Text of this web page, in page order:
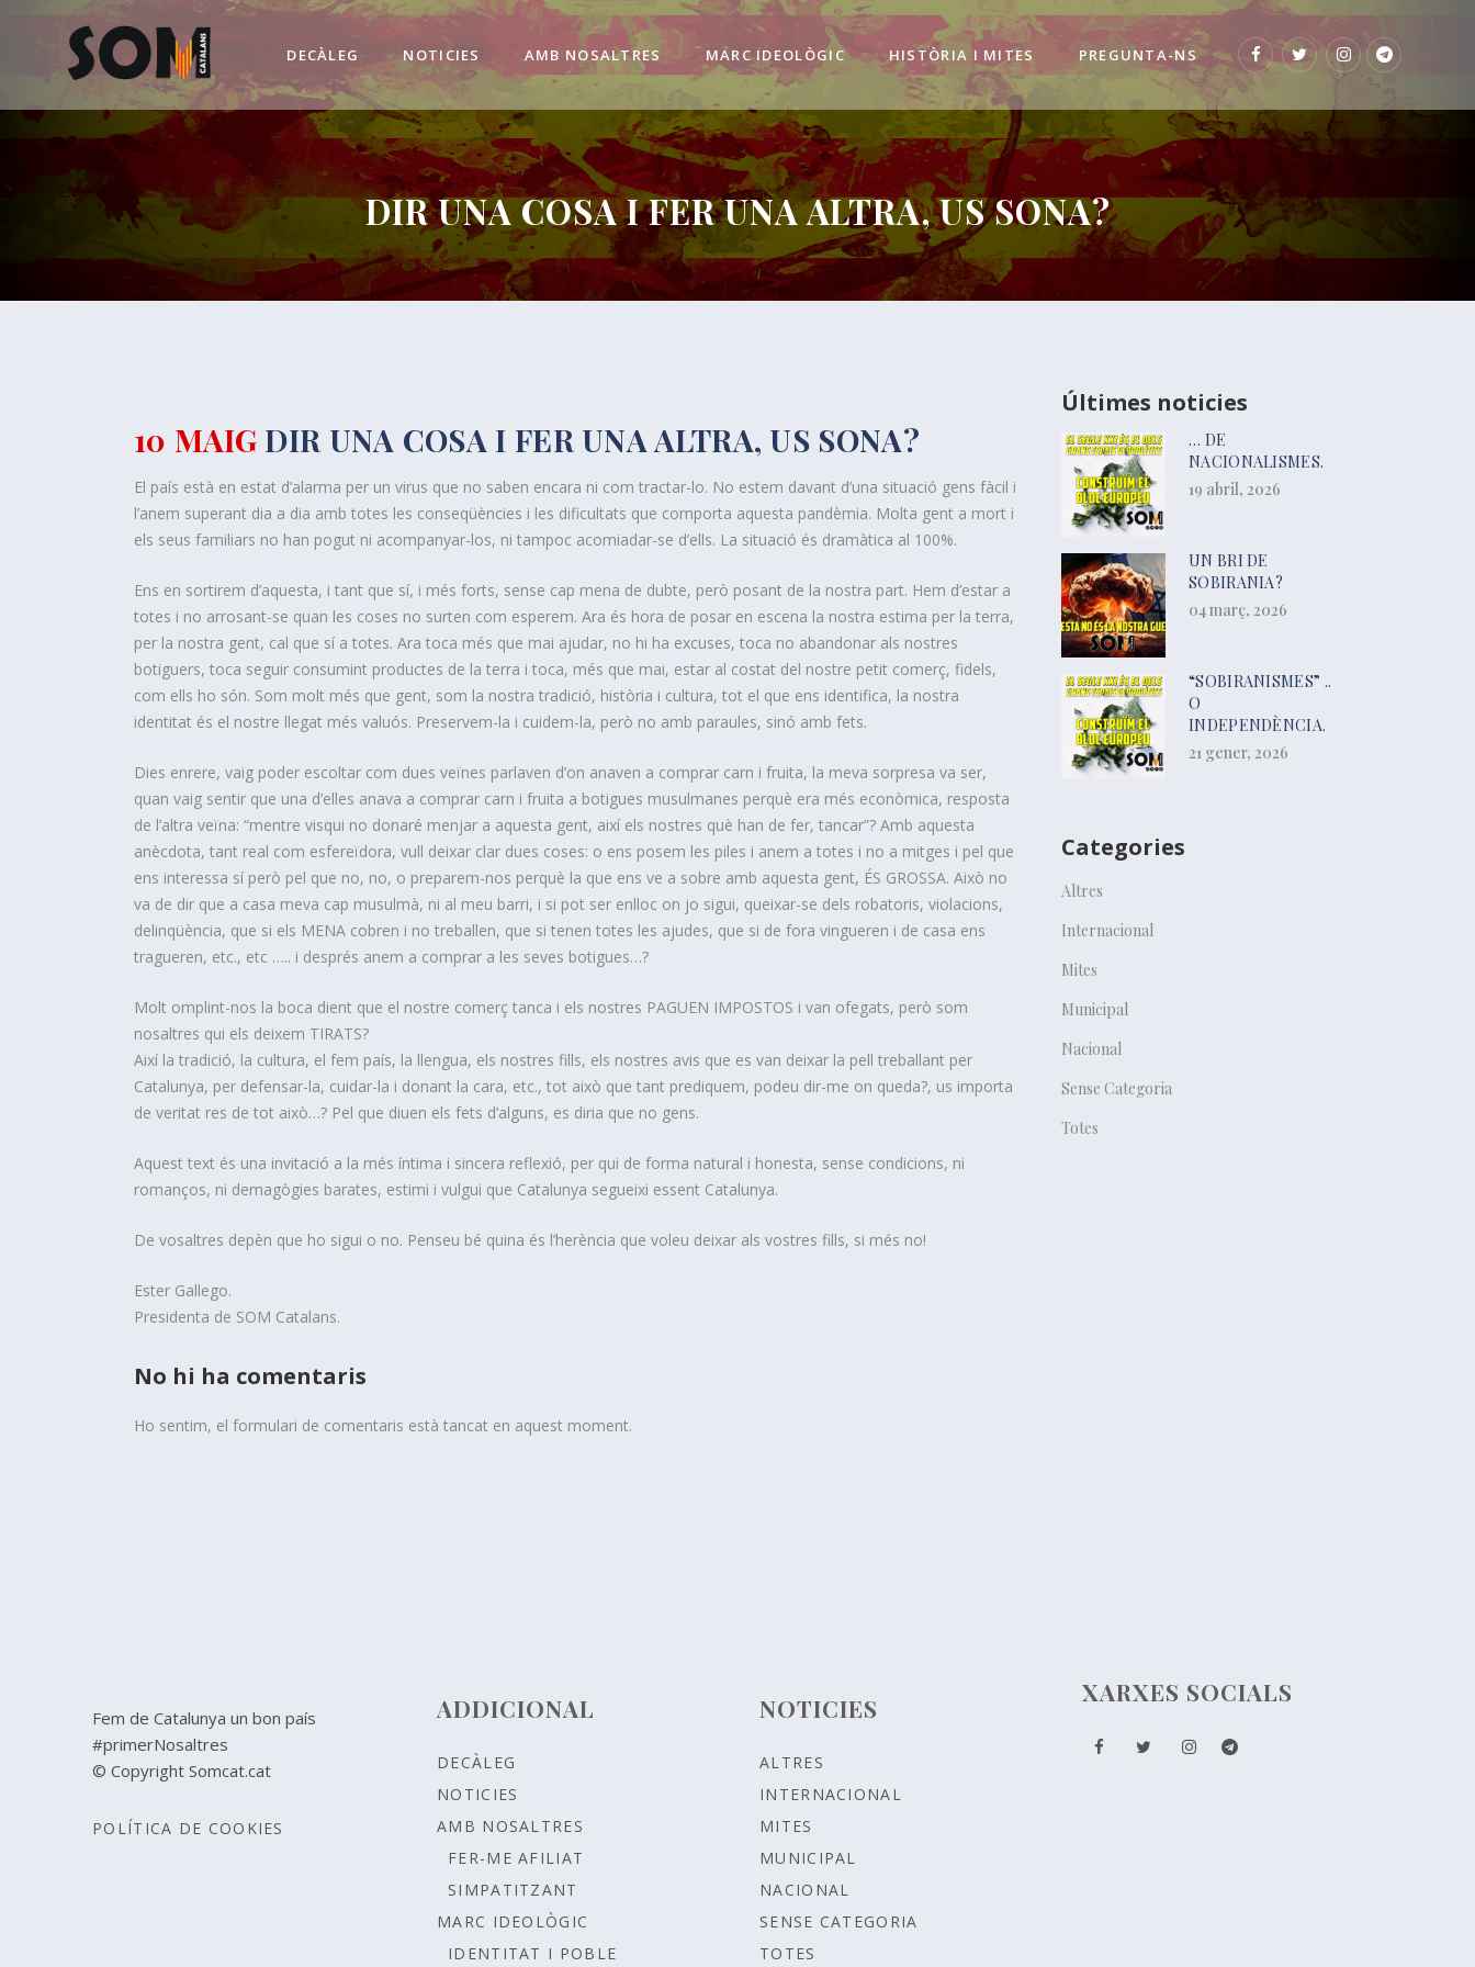
DECÀLEG NOTICIES AMB NOSALTRES MARC IDEOLÒGIC HISTÒRIA I MITES PREGUNTA-NS
DIR UNA COSA I FER UNA ALTRA, US SONA?
10 MAIG DIR UNA COSA I FER UNA ALTRA, US SONA?
El país està en estat d’alarma per un virus que no saben encara ni com tractar-lo. No estem davant d’una situació gens fàcil i
l’anem superant dia a dia amb totes les conseqüències i les dificultats que comporta aquesta pandèmia. Molta gent a mort i
els seus familiars no han pogut ni acompanyar-los, ni tampoc acomiadar-se d’ells. La situació és dramàtica al 100%.
Ens en sortirem d’aquesta, i tant que sí, i més forts, sense cap mena de dubte, però posant de la nostra part. Hem d’estar a
totes i no arrosant-se quan les coses no surten com esperem. Ara és hora de posar en escena la nostra estima per la terra,
per la nostra gent, cal que sí a totes. Ara toca més que mai ajudar, no hi ha excuses, toca no abandonar als nostres
botiguers, toca seguir consumint productes de la terra i toca, més que mai, estar al costat del nostre petit comerç, fidels,
com ells ho són. Som molt més que gent, som la nostra tradició, història i cultura, tot el que ens identifica, la nostra
identitat és el nostre llegat més valuós. Preservem-la i cuidem-la, però no amb paraules, sinó amb fets.
Dies enrere, vaig poder escoltar com dues veïnes parlaven d’on anaven a comprar carn i fruita, la meva sorpresa va ser,
quan vaig sentir que una d’elles anava a comprar carn i fruita a botigues musulmanes perquè era més econòmica, resposta
de l’altra veïna: “mentre visqui no donaré menjar a aquesta gent, així els nostres què han de fer, tancar”? Amb aquesta
anècdota, tant real com esfereïdora, vull deixar clar dues coses: o ens posem les piles i anem a totes i no a mitges i pel que
ens interessa sí però pel que no, no, o preparem-nos perquè la que ens ve a sobre amb aquesta gent, ÉS GROSSA. Això no
va de dir que a casa meva cap musulmà, ni al meu barri, i si pot ser enlloc on jo sigui, queixar-se dels robatoris, violacions,
delinqüència, que si els MENA cobren i no treballen, que si tenen totes les ajudes, que si de fora vingueren i de casa ens
tragueren, etc., etc ….. i després anem a comprar a les seves botigues…?
Molt omplint-nos la boca dient que el nostre comerç tanca i els nostres PAGUEN IMPOSTOS i van ofegats, però som
nosaltres qui els deixem TIRATS?
Així la tradició, la cultura, el fem país, la llengua, els nostres fills, els nostres avis que es van deixar la pell treballant per
Catalunya, per defensar-la, cuidar-la i donant la cara, etc., tot això que tant prediquem, podeu dir-me on queda?, us importa
de veritat res de tot això…? Pel que diuen els fets d’alguns, es diria que no gens.
Aquest text és una invitació a la més íntima i sincera reflexió, per qui de forma natural i honesta, sense condicions, ni
romanços, ni demagògies barates, estimi i vulgui que Catalunya segueixi essent Catalunya.
De vosaltres depèn que ho sigui o no. Penseu bé quina és l’herència que voleu deixar als vostres fills, si més no!
Ester Gallego.
Presidenta de SOM Catalans.
No hi ha comentaris
Ho sentim, el formulari de comentaris està tancat en aquest moment.
Últimes noticies
… DE
NACIONALISMES.
19 abril, 2026
UN BRI DE
SOBIRANIA?
04 març, 2026
“SOBIRANISMES” ..
O
INDEPENDÈNCIA.
21 gener, 2026
Categories
Altres
Internacional
Mites
Municipal
Nacional
Sense Categoria
Totes
Fem de Catalunya un bon país
#primerNosaltres
© Copyright Somcat.cat
POLÍTICA DE COOKIES
ADDICIONAL
DECÀLEG
NOTICIES
AMB NOSALTRES
FER-ME AFILIAT
SIMPATITZANT
MARC IDEOLÒGIC
IDENTITAT I POBLE
NOTICIES
ALTRES
INTERNACIONAL
MITES
MUNICIPAL
NACIONAL
SENSE CATEGORIA
TOTES
XARXES SOCIALS